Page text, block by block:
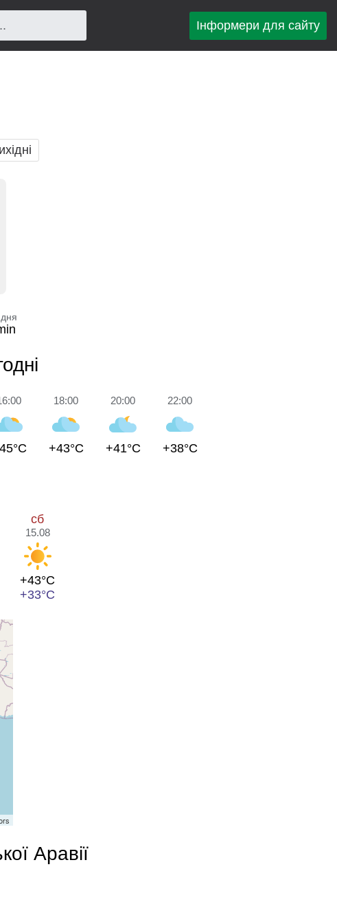
Інформери для сайту
18:00
+43°C
20:00
+41°C
22:00
+38°C
сб
15.08
+43°C
+33°C
Аравії